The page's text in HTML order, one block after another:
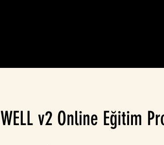
WELL v2 Online Eğitim